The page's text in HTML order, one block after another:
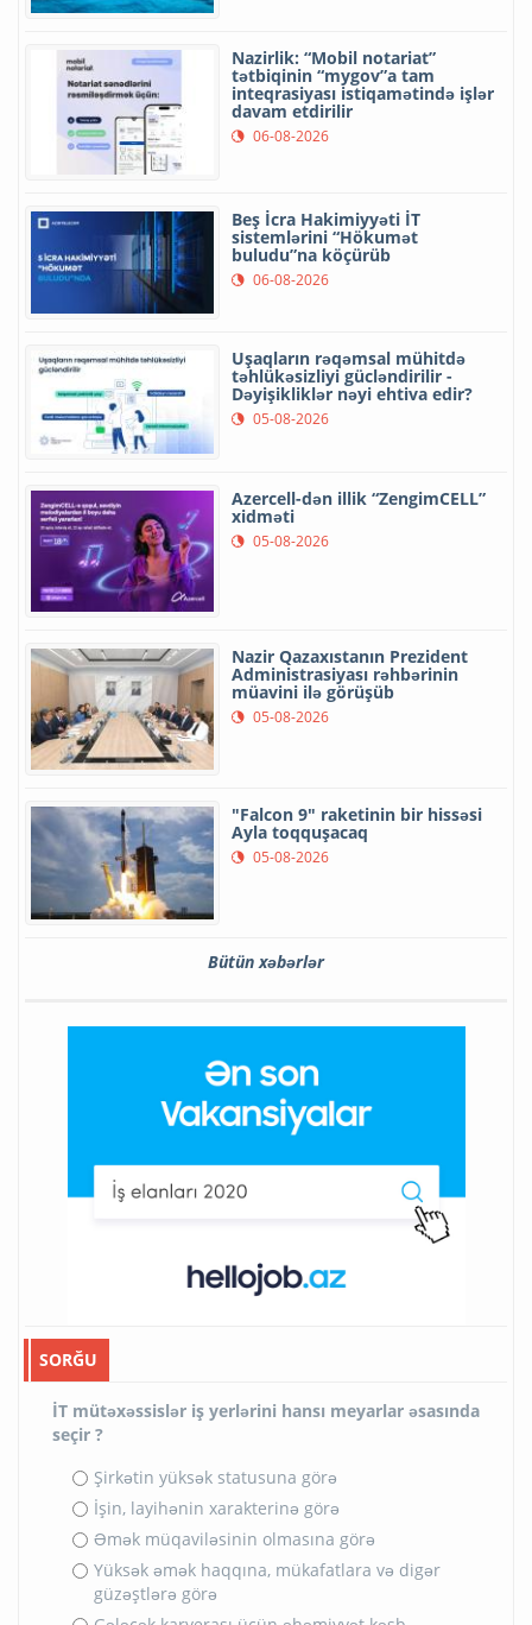
Nazirlik: “Mobil notariat”
tətbiqinin “mygov”a tam
inteqrasiyası istiqamətində işlər
davam etdirilir
06-08-2026
Beş İcra Hakimiyyəti İT
sistemlərini “Hökumət
buludu”na köçürüb
06-08-2026
Uşaqların rəqəmsal mühitdə
təhlükəsizliyi gücləndirilir -
Dəyişikliklər nəyi ehtiva edir?
05-08-2026
Azercell-dən illik “ZengimCELL”
xidməti
05-08-2026
Nazir Qazaxıstanın Prezident
Administrasiyası rəhbərinin
müavini ilə görüşüb
05-08-2026
"Falcon 9" raketinin bir hissəsi
Ayla toqquşacaq
05-08-2026
Bütün xəbərlər
SORĞU
İT mütəxəssislər iş yerlərini hansı meyarlar əsasında
seçir ?
Şirkətin yüksək statusuna görə
İşin, layihənin xarakterinə görə
Əmək müqaviləsinin olmasına görə
Yüksək əmək haqqına, mükafatlara və digər
güzəştlərə görə